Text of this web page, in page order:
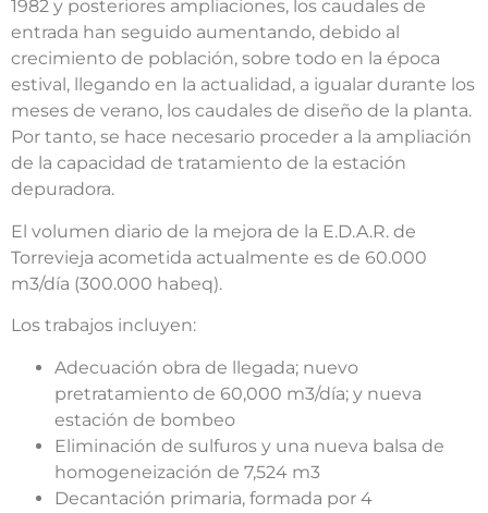
1982 y posteriores ampliaciones, los caudales de
entrada han seguido aumentando, debido al
crecimiento de población, sobre todo en la época
estival, llegando en la actualidad, a igualar durante los
meses de verano, los caudales de diseño de la planta.
Por tanto, se hace necesario proceder a la ampliación
de la capacidad de tratamiento de la estación
depuradora.
El volumen diario de la mejora de la E.D.A.R. de
Torrevieja acometida actualmente es de 60.000
m3/día (300.000 habeq).
Los trabajos incluyen:
Adecuación obra de llegada; nuevo
pretratamiento de 60,000 m3/día; y nueva
estación de bombeo
Eliminación de sulfuros y una nueva balsa de
homogeneización de 7,524 m3
Decantación primaria, formada por 4